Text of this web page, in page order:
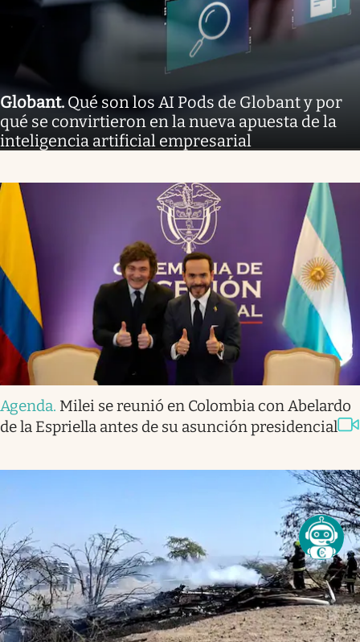
Globant.Qué son los AI Pods de Globant y por
qué se convirtieron en la nueva apuesta de la
inteligencia artificial empresarial
Agenda. Milei se reunió en Colombia con Abelardo
de la Espriella antes de su asunción presidencial